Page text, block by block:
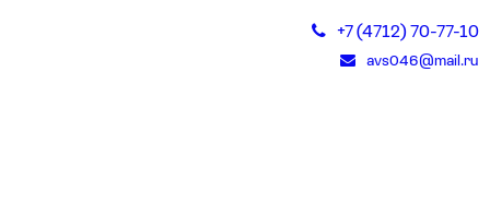
+7 (4712) 70-77-10
avs046@mail.ru